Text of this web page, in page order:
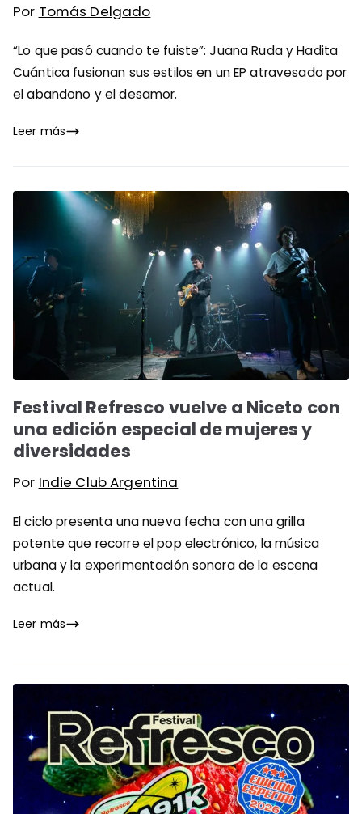
Por Tomás Delgado
“Lo que pasó cuando te fuiste”: Juana Ruda y Hadita
Cuántica fusionan sus estilos en un EP atravesado por
el abandono y el desamor.
Leer más
Festival Refresco vuelve a Niceto con
una edición especial de mujeres y
diversidades
Por Indie Club Argentina
El ciclo presenta una nueva fecha con una grilla
potente que recorre el pop electrónico, la música
urbana y la experimentación sonora de la escena
actual.
Leer más